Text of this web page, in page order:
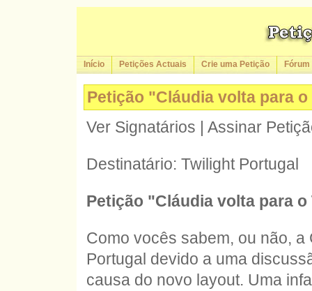
Início Petições Actuais Crie uma Petição Fórum
Petição "Cláudia volta para
Ver Signatários | Assinar
Destinatário: Twilight Portugal
Petição "Cláudia volta para
Como vocês sabem, ou não,
Portugal devido a uma
causa do novo layout. Uma